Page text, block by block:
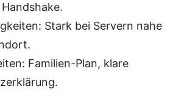
Stark bei Servern nahe
Familien-Plan, klare